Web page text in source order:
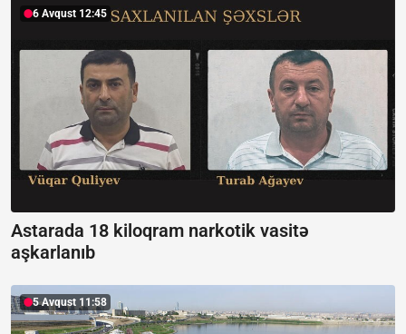
6 Avqust 12:45
Astarada 18 kiloqram narkotik vasitə
aşkarlanıb
5 Avqust 11:58